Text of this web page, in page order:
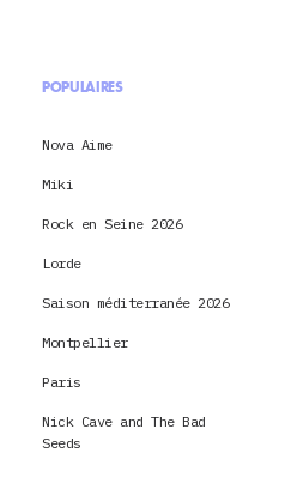
POPULAIRES
Nova Aime
Miki
Rock en Seine 2026
Lorde
Saison méditerranée 2026
Montpellier
Paris
Nick Cave and The Bad
Seeds